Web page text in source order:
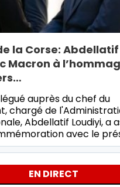
la Corse:
Macron à
auprès du chef du
chargé de
Abdellatif Loudiyi, a
avec le
EN DIRECT